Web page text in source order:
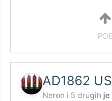
AD1862
Neron i 5 drugih je